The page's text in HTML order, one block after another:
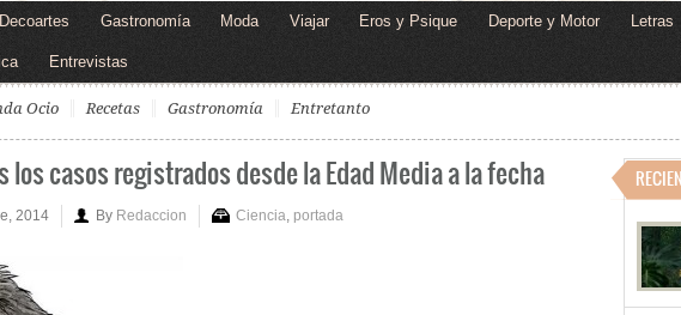
Decoartes Gastronomía Moda Viajar Eros y Psique Deporte y Motor Letras
Entrevistas
Ocio Recetas Gastronomía Entretanto
casos registrados desde la Edad Media a la fecha
2014 By Redaccion Ciencia portada